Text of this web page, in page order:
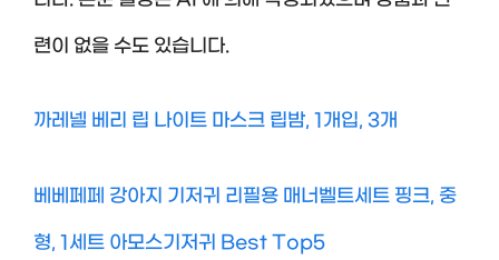
련이 없을 수도 있습니다.
까레넬 베리 립 나이트 마스크 립밤, 1개입, 3개
베베페페 강아지 기저귀 리필용 매너벨트세트 핑크, 중
형, 1세트 아모스기저귀 Best Top5